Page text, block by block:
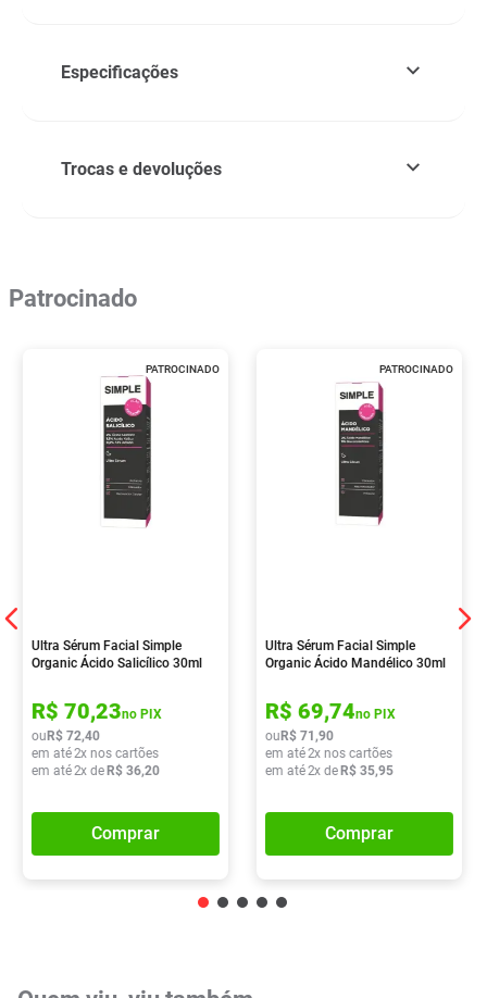
Especificações
Trocas e devoluções
Patrocinado
PATROCINADO
Ultra Sérum Facial Simple
Organic Ácido Salicílico 30ml
R$ 70,23no PIX
ou R$ 72,40
em até2x nos cartões
em até2x de R$ 36,20
Comprar
PATROCINADO
Ultra Sérum Facial Simple
Organic Ácido Mandélico 30ml
R$ 69,74no PIX
ou R$ 71 ,90
em até2x nos cartões
em até2x de R$ 35,95
Comprar